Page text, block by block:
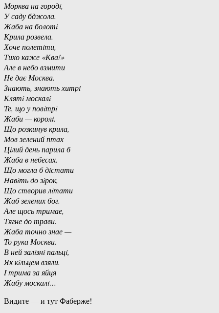
Морква на городi,
У саду бджола.
Жаба на болотi
Крила розвела.
Хоче полетiти,
Тихо каже «Ква!»
Але в небо взмити
Hе дає Москва.
Знають, знають хитрi
Клятi москалi
Те, що у повiтрi
Жаби — королi.
Що розкинув крила,
Мов зелений птах
Цiлий день парила б
Жаба в небесах.
Що могла б дiстати
Hавiть до зiрок,
Що створив лiтати
Жаб зелених бог.
Але щось тримае,
Тягне до трави.
Жаба точно знае —
То рука Москви.
В ней залiзнi пальцi,
Як кiльцем взяли.
I трима за яйця
Жабу москалi…
Видите — и тут Фаберже!